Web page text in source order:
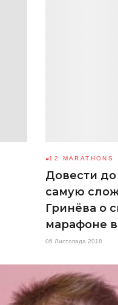
12 MARATHONS
Довести
самую
Гринёва о
марафоне
06 Листопада 2018